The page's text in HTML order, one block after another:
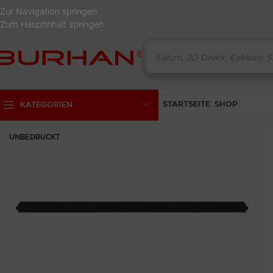
Zur Navigation springen
Zum Hauptinhalt springen
KATEGORIEN STARTSEITE SHOP
UNBEDRUCKT